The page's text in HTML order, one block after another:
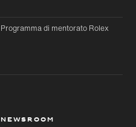
Programma di mentorato Rolex
NEWSROOM